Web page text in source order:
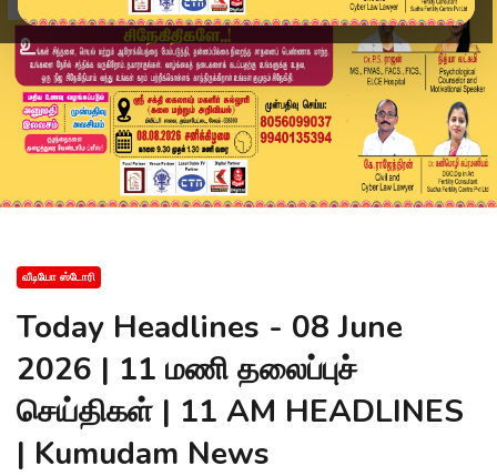
வீடியோ ஸ்டோரி
Today Headlines - 08 June
2026 | 11 மணி தலைப்புச்
செய்திகள் | 11 AM HEADLINES
| Kumudam News